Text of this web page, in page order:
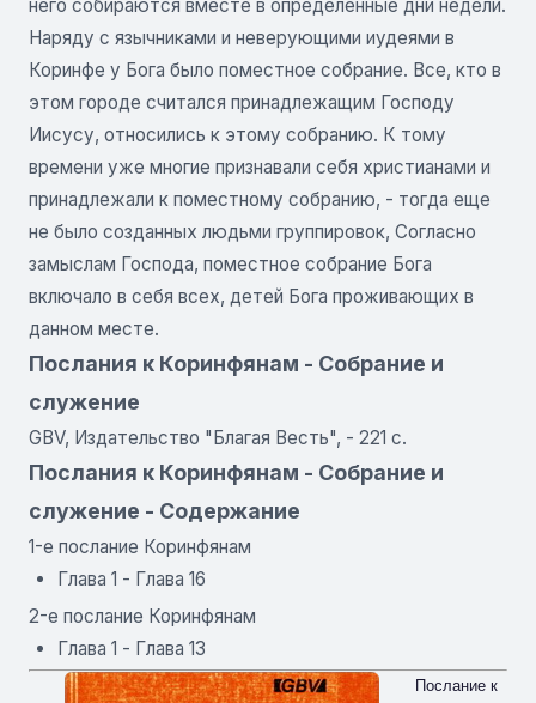
него собираются вместе в определенные дни недели.
Наряду с язычниками и неверующими иудеями в
Коринфе у Бога было поместное собрание. Все, кто в
этом городе считался принадлежащим Господу
Иисусу, относились к этому собранию. К тому
времени уже многие признавали себя христианами и
принадлежали к поместному собранию, - тогда еще
не было созданных людьми группировок, Согласно
замыслам Господа, поместное собрание Бога
включало в себя всех, детей Бога проживающих в
данном месте.
Послания к Коринфянам - Собрание и
служение
GBV, Издательство "Благая Весть", - 221 с.
Послания к Коринфянам - Собрание и
служение - Содержание
1-е послание Коринфянам
Глава 1 - Глава 16
2-е послание Коринфянам
Глава 1 - Глава 13
Послание к